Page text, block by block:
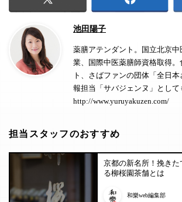
池田陽子
薬膳アテンダント。国立北京
業、国際中医薬膳師資格取得
ト、さばファンの団体「全日
報担当「サバジェンヌ」として
http://www.yuruyakuzen.com/
担当スタッフのおすすめ
京都の新名所！挽きた
る柳桜園茶舗とは
和樂web編集部